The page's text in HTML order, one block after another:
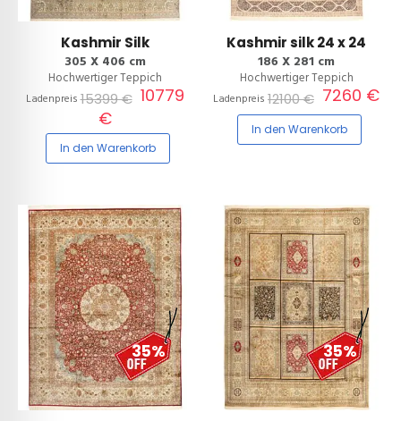
Kashmir Silk
305 X 406 cm
Hochwertiger Teppich
Ladenpreis15399 € 10779
€
In den Warenkorb
Kashmir silk 24 x 24
186 X 281 cm
Hochwertiger Teppich
Ladenpreis 12100 € 7260 €
In den Warenkorb
35% 35%